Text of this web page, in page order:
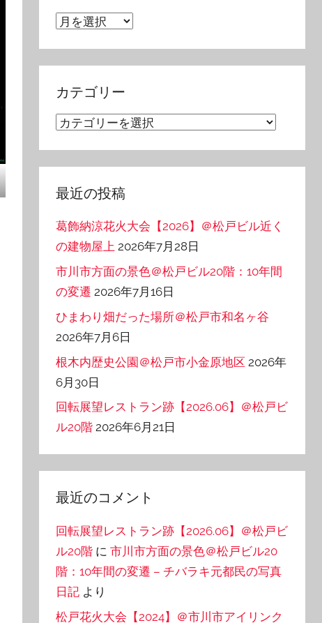
ア
ブ
カテゴリー
カ
ー
最近の投稿
葛飾納涼花火大会【2026】＠松戸ビル近く
の建物屋上 2026年7月28日
市川市方面の景色＠松戸ビル20階：10年間
の変遷 2026年7月16日
ひまわり畑だった場所＠松戸市和名ヶ谷
2026年7月6日
根木内歴史公園＠松戸市小金原地区 2026年
6月30日
回転展望レストラン跡【2026.06】＠松戸ビ
ル20階 2026年6月21日
最近のコメント
回転展望レストラン跡【2026.06】＠松戸ビ
ル20階 に市川市方面の景色＠松戸ビル20
階：10年間の変遷 – チバラキ元都民の写真
日記 より
松戸花火大会【2024】＠市川市アイリンク